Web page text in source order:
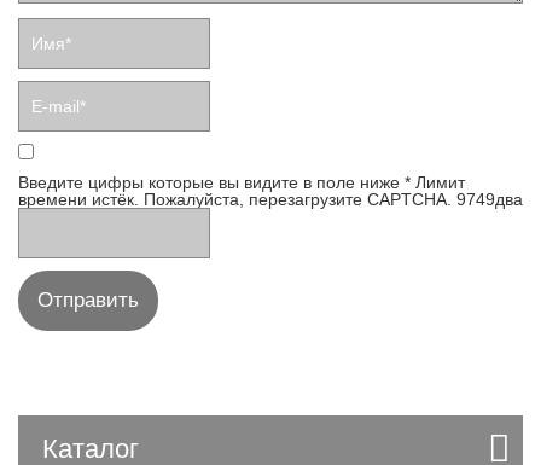
Введите цифры которые вы видите в поле ниже * Лимит
времени истёк. Пожалуйста, перезагрузите CAPTCHA. 9749два
Каталог